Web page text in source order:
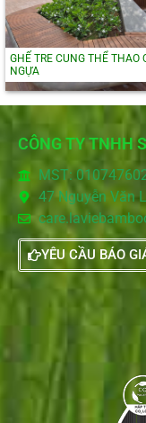
GHẾ TRE CUNG THỂ THAO
NGỰA
CÔNG TY TNHH
MST:
47 Nguyễn Văn
YÊU CẦU BÁO